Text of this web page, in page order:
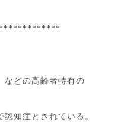
などの高齢者特有の
知症とされている。